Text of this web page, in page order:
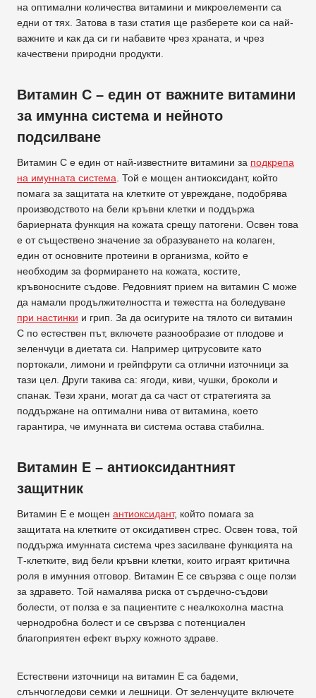
на оптимални количества витамини и микроелементи са
едни от тях. Затова в тази статия ще разберете кои са най-
важните и как да си ги набавите чрез храната, и чрез
качествени природни продукти.
Витамин C – един от важните витамини
за имунна система и нейното
подсилване
Витамин С е един от най-известните витамини за подкрепа
на имунната система . Той е мощен антиоксидант, който
помага за защитата на клетките от увреждане, подобрява
производството на бели кръвни клетки и поддържа
бариерната функция на кожата срещу патогени. Освен това
е от съществено значение за образуването на колаген,
един от основните протеини в организма, който е
необходим за формирането на кожата, костите,
кръвоносните съдове. Редовният прием на витамин С може
да намали продължителността и тежестта на боледуване
при настинки и грип. За да осигурите на тялото си витамин
С по естествен път, включете разнообразие от плодове и
зеленчуци в диетата си. Например цитрусовите като
портокали, лимони и грейпфрути са отлични източници за
тази цел. Други такива са: ягоди, киви, чушки, броколи и
спанак. Тези храни, могат да са част от стратегията за
поддържане на оптимални нива от витамина, което
гарантира, че имунната ви система остава стабилна.
Витамин Е – антиоксидантният
защитник
Витамин E е мощен антиоксидант, който помага за
защитата на клетките от оксидативен стрес. Освен това, той
поддържа имунната система чрез засилване функцията на
Т-клетките, вид бели кръвни клетки, които играят критична
роля в имунния отговор. Витамин Е се свързва с още ползи
за здравето. Той намалява риска от сърдечно-съдови
болести, от полза е за пациентите с неалкохолна мастна
чернодробна болест и се свързва с потенциален
благоприятен ефект върху кожното здраве.
Естествени източници на витамин Е са бадеми,
слънчогледови семки и лешници. От зеленчуците включете